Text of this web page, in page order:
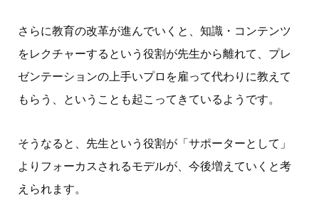
さらに教育の改革が進んでいくと、知識・コンテンツ
をレクチャーするという役割が先生から離れて、プレ
ゼンテーションの上手いプロを雇って代わりに教えて
もらう、ということも起こってきているようです。
そうなると、先生という役割が「サポーターとして」
よりフォーカスされるモデルが、今後増えていくと考
えられます。